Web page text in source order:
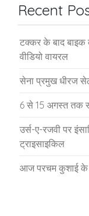
Recent
टक्कर के बाद बाइक
वीडियो वायरल
सेना प्रमुख धीरज सेठ
6 से 15 अगस्त तक
उर्स-ए-रजवी पर
ट्राइसाइकिल
आज परचम कुशाई के